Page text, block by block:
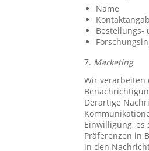
Name
Bestellungs-
7. Marketing
Wir verarbeiten
Derartige
Einwilligung,
Präferenzen in
in den